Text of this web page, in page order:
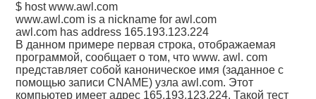
$ host www.awl.com
www.awl.com is a nickname for awl.com
awl.com has address 165.193.123.224
В данном примере первая строка, отображаемая
программой, сообщает о том, что www. awl. com
представляет собой каноническое имя (заданное с
помощью записи CNAME) узла awl.com. Этот
компьютер имеет адрес 165.193.123.224. Такой тест